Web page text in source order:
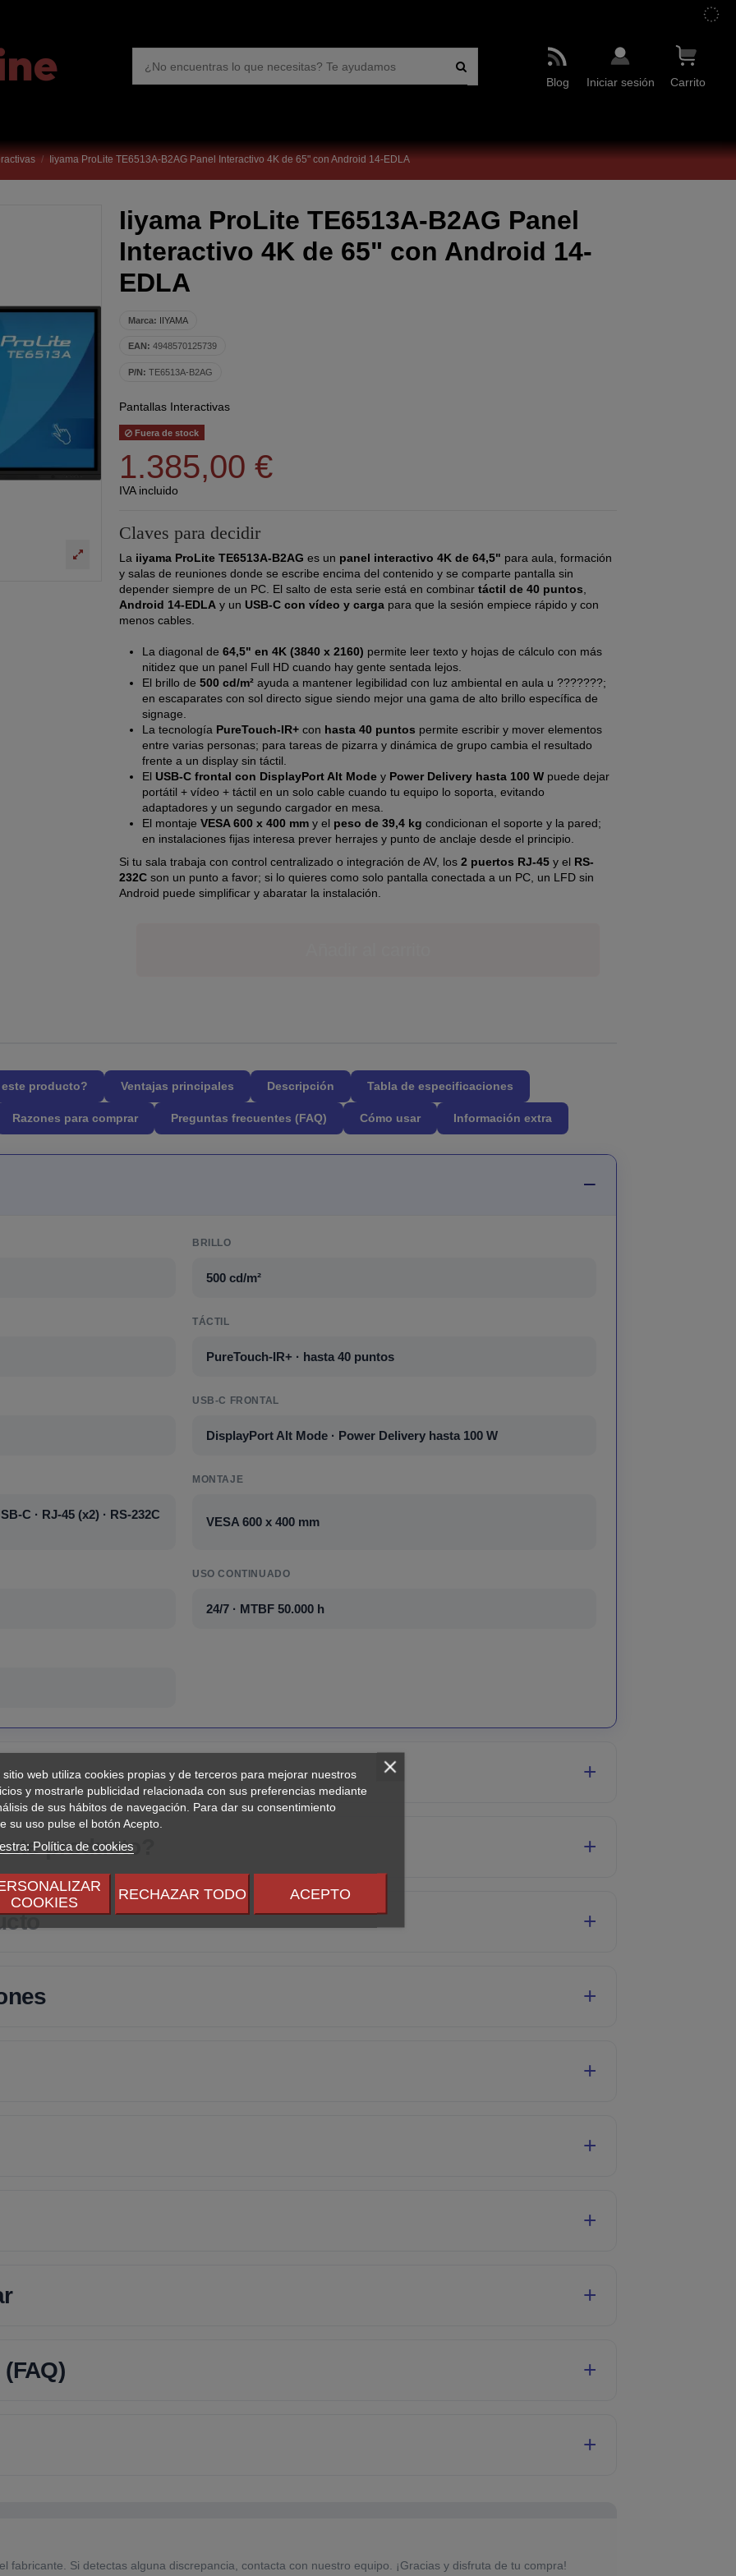
Blog Iniciar sesión Carrito
sitio web utiliza cookies propias y de terceros para mejorar nuestros
y mostrarle publicidad relacionada con sus preferencias mediante
de sus hábitos de navegación. Para dar su consentimiento
su uso pulse el botón Acepto.
Política de cookies
COOKIES
RECHAZAR TODO ACEPTO
Iiyama ProLite TE6513A-B2AG Panel Interactivo 4K de 65" con Android 14-EDLA
Iiyama ProLite TE6513A-B2AG Panel
Interactivo 4K de 65" con Android 14-
EDLA
Marca: IIYAMA
EAN: 4948570125739
P/N: TE6513A-B2AG
Pantallas Interactivas
Fuera de stock
1.385,00 €
IVA incluido
Claves para decidir
La iiyama ProLite TE6513A-B2AG es un panel interactivo 4K de 64,5" para aula, formación
y salas de reuniones donde se escribe encima del contenido y se comparte pantalla sin
depender siempre de un PC. El salto de esta serie está en combinar táctil de 40 puntos
Android 14-EDLAy un USB-C con vídeo y cargapara que la sesión empiece rápido y con
menos cables.
La diagonal de 64,5" en 4K (3840 x 2160) permite leer texto y hojas de cálculo con más
nitidez que un panel Full HD cuando hay gente sentada lejos.
El brillo de 500 cd/m²ayuda a mantener legibilidad con luz ambiental en aula u ???????;
en escaparates con sol directo sigue siendo mejor una gama de alto brillo específica de
signage.
La tecnología PureTouch-IR+con hasta 40 puntos permite escribir y mover elementos
entre varias personas; para tareas de pizarra y dinámica de grupo cambia el resultado
frente a un display sin táctil.
El USB-C frontal con DisplayPort Alt Modey Power Delivery hasta 100 Wpuede dejar
portátil + vídeo + táctil en un solo cable cuando tu equipo lo soporta, evitando
adaptadores y un segundo cargador en mesa.
El montaje VESA 600 x 400 mmy el peso de 39,4 kg condicionan el soporte y la pared;
en instalaciones fijas interesa prever herrajes y punto de anclaje desde el principio.
Si tu sala trabaja con control centralizado o integración de AV, los 2 puertos RJ-45y el RS-
232Cson un punto a favor; si lo quieres como solo pantalla conectada a un PC, un LFD sin
Android puede simplificar y abaratar la instalación.
producto? Ventajas principales Descripción Tabla de especificaciones
Razones para comprar Preguntas frecuentes (FAQ) Cómo usar Información extra
BRILLO
500 cd/m²
TÁCTIL
PureTouch-IR+ · hasta 40 puntos
USB-C FRONTAL
DisplayPort Alt Mode · Power Delivery hasta 100 W
C · RJ-45 (x2) · RS-232C
MONTAJE
VESA 600 x 400 mm
USO CONTINUADO
24/7 · MTBF 50.000 h
producto?
fabricante. Si detectas alguna discrepancia, contacta con nuestro equipo. ¡Gracias y disfruta de tu compra!